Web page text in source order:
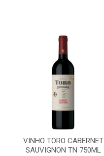
VINHO TORO CABERNET
SAUVIGNON TN 750ML